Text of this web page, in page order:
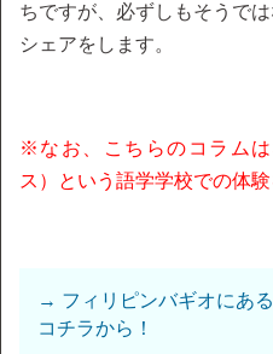
ちですが、必ずしもそうで
シェアをします。
※なお、こちらのコラム
ス）という語学学校での体
→ フィリピンバギオにあ
コチラから！